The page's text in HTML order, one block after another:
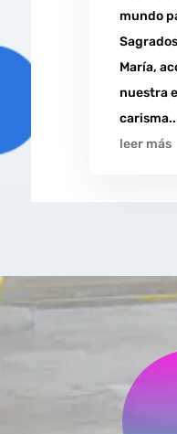
mundo
María,
nuestra
leer más